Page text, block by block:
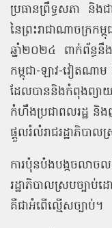
ប្រធានព្រឹទ្ធសភា និងជ
នៃព្រះរាជាណាចក្រក
ឆ្នាំ២០២៤ ពាក់ព័ន្ធ
កម្ពុជា-ឡាវ-វៀតណា
ដែលបាននិងកំពុងព្យា
កំហឹងប្រជាពលរដ្ឋ និង
ផ្ដួលរំលំរាជរដ្ឋាភិបាល
ការប៉ុនប៉ងបង្កចលាចល
រដ្ឋាភិបាលស្របច្បាប់
គឺជាអំពើល្មើសច្បាប់។